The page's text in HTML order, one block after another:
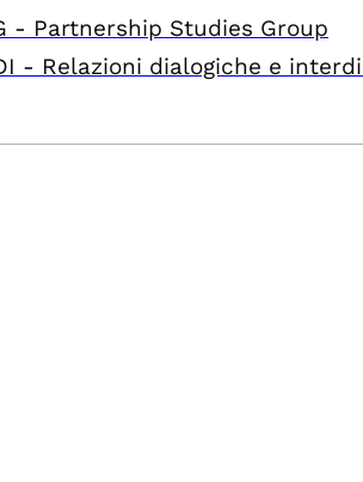
- Partnership Studies Group
- Relazioni dialogiche e